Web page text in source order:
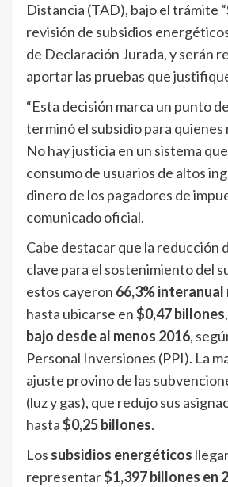
Distancia (TAD), bajo el trámite
revisión de subsidios
de Declaración Jurada, y serán
aportar las pruebas que
“Esta decisión marca un punto
terminó el subsidio para quienes
No hay justicia en un sistema
consumo de usuarios de altos
dinero de los pagadores de
comunicado oficial.
Cabe destacar que la reducción
clave para el sostenimiento del
estos cayeron 66,3% interanual
hasta ubicarse en$0,47 billones
bajo desde al menos 2016,
Personal Inversiones (PPI). La
ajuste provino de las
(luz y gas), que redujo sus
hasta$0,25 billones.
Los subsidios energéticos
representar$1,397 billones en